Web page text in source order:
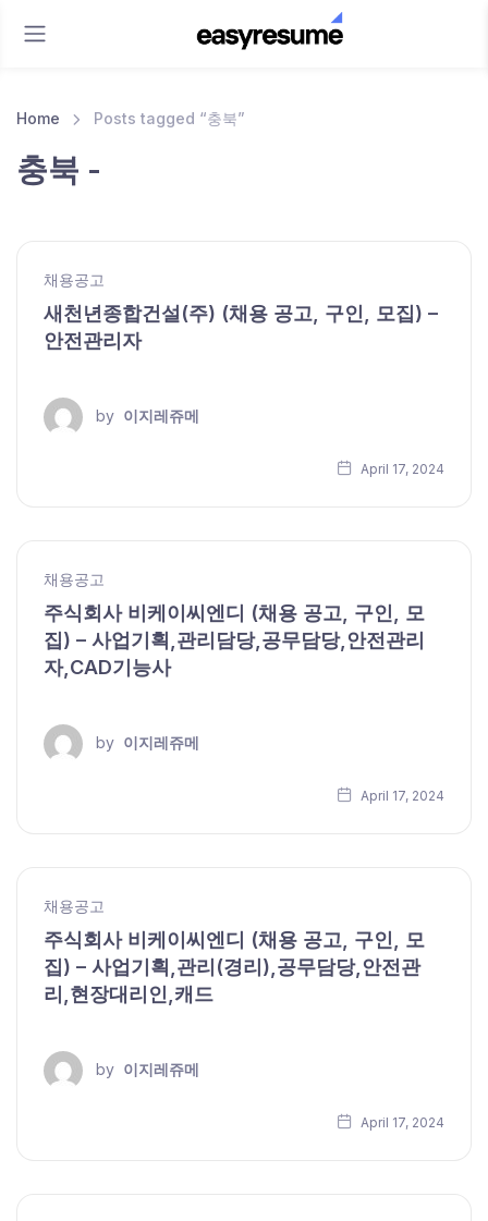
Home Posts tagged “충북”
충북 -
채용공고
새천년종합건설(주) (채용 공고, 구인, 모집) –
안전관리자
by 이지레쥬메
April 17, 2024
채용공고
주식회사 비케이씨엔디 (채용 공고, 구인, 모
집) – 사업기획,관리담당,공무담당,안전관리
자,CAD기능사
by 이지레쥬메
April 17, 2024
채용공고
주식회사 비케이씨엔디 (채용 공고, 구인, 모
집) – 사업기획,관리(경리),공무담당,안전관
리,현장대리인,캐드
by 이지레쥬메
April 17, 2024